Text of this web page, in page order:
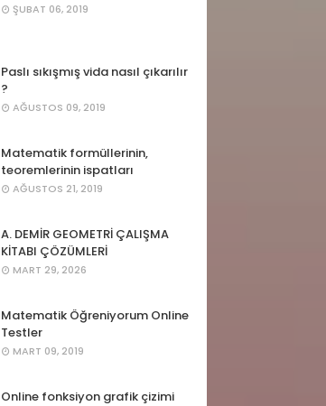
ŞUBAT 06, 2019
Paslı sıkışmış vida nasıl çıkarılır
?
AĞUSTOS 09, 2019
Matematik formüllerinin,
teoremlerinin ispatları
AĞUSTOS 21, 2019
A. DEMİR GEOMETRİ ÇALIŞMA
KİTABI ÇÖZÜMLERİ
MART 29, 2026
Matematik Öğreniyorum Online
Testler
MART 09, 2019
Online fonksiyon grafik çizimi